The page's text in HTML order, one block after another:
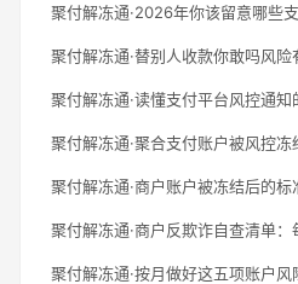
聚付解冻通·2026年你该留意哪些
聚付解冻通·替别人收款你敢吗风险
聚付解冻通·读懂支付平台风控通知
聚付解冻通·聚合支付账户被风控
聚付解冻通·商户账户被冻结后的标
聚付解冻通·商户反欺诈自查清单
聚付解冻通·按月做好这五项账户风